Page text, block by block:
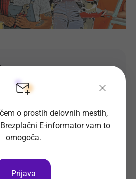
mesto
o prostih delovnih mestih,
E-informator vam to
omogoča.
Prijava